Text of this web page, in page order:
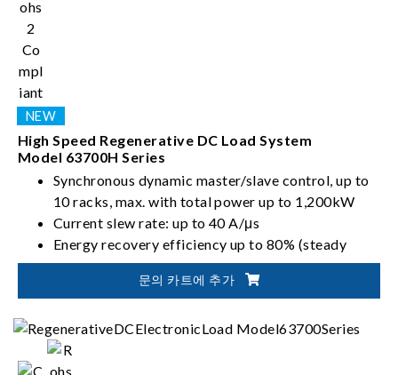
High Speed Regenerative DC Load System
Model 63700H Series
Synchronous dynamic master/slave control, up to
10 racks, max. with total power up to 1,200kW
Current slew rate: up to 40 A/μs
Energy recovery efficiency up to 80% (steady
state)
문의 카트에 추가